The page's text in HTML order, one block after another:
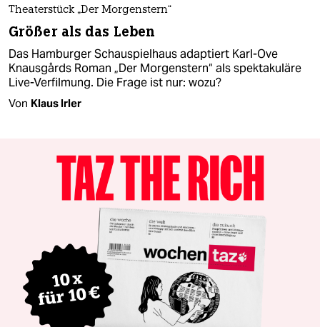
Theaterstück „Der Morgenstern“
Größer als das Leben
Das Hamburger Schauspielhaus adaptiert Karl-Ove
Knausgårds Roman „Der Morgenstern“ als spektakuläre
Live-Verfilmung. Die Frage ist nur: wozu?
Von Klaus Irler